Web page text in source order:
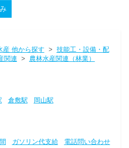
産 他から探す > 技能工・設備・配
関連 > 農林水産関連（林業）
倉敷駅
岡山駅
ガソリン代支給
電話問い合わせ